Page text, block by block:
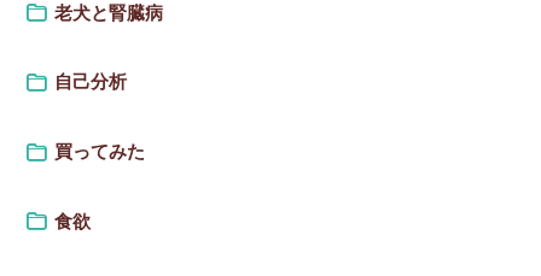
老犬と腎臓病
自己分析
買ってみた
食欲